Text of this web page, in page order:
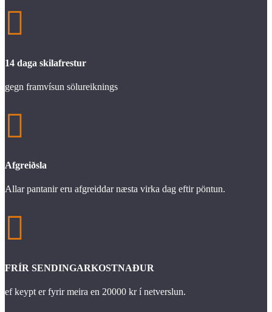

14 daga skilafrestur
gegn framvísun sölureiknings

Afgreiðsla
Allar pantanir eru afgreiddar næsta virka dag eftir pöntun.

FRÍR SENDINGARKOSTNAÐUR
ef keypt er fyrir meira en 20000 kr í netverslun.